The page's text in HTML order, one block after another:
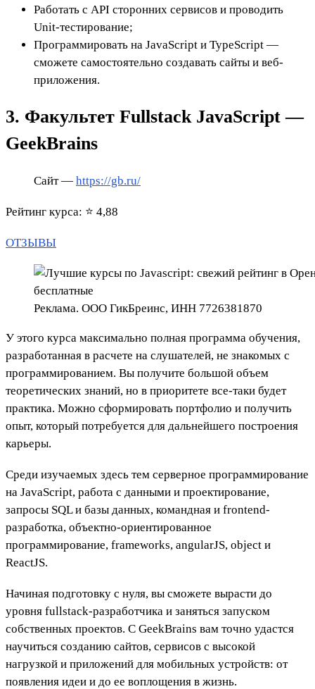
Работать с API сторонних сервисов и проводить
Unit-тестирование;
Программировать на JavaScript и TypeScript —
сможете самостоятельно создавать сайты и веб-
приложения.
3. Факультет Fullstack JavaScript —
GeekBrains
Сайт — https://gb.ru/
Рейтинг курса: ⭐ 4,88
ОТЗЫВЫ
Реклама. ООО ГикБреинс, ИНН 7726381870
У этого курса максимально полная программа обучения,
разработанная в расчете на слушателей, не знакомых с
программированием. Вы получите большой объем
теоретических знаний, но в приоритете все-таки будет
практика. Можно сформировать портфолио и получить
опыт, который потребуется для дальнейшего построения
карьеры.
Среди изучаемых здесь тем серверное программирование
на JavaScript, работа с данными и проектирование,
запросы SQL и базы данных, командная и frontend-
разработка, объектно-ориентированное
программирование, frameworks, angularJS, object и
ReactJS.
Начиная подготовку с нуля, вы сможете вырасти до
уровня fullstack-разработчика и заняться запуском
собственных проектов. С GeekBrains вам точно удастся
научиться созданию сайтов, сервисов с высокой
нагрузкой и приложений для мобильных устройств: от
появления идеи и до ее воплощения в жизнь.